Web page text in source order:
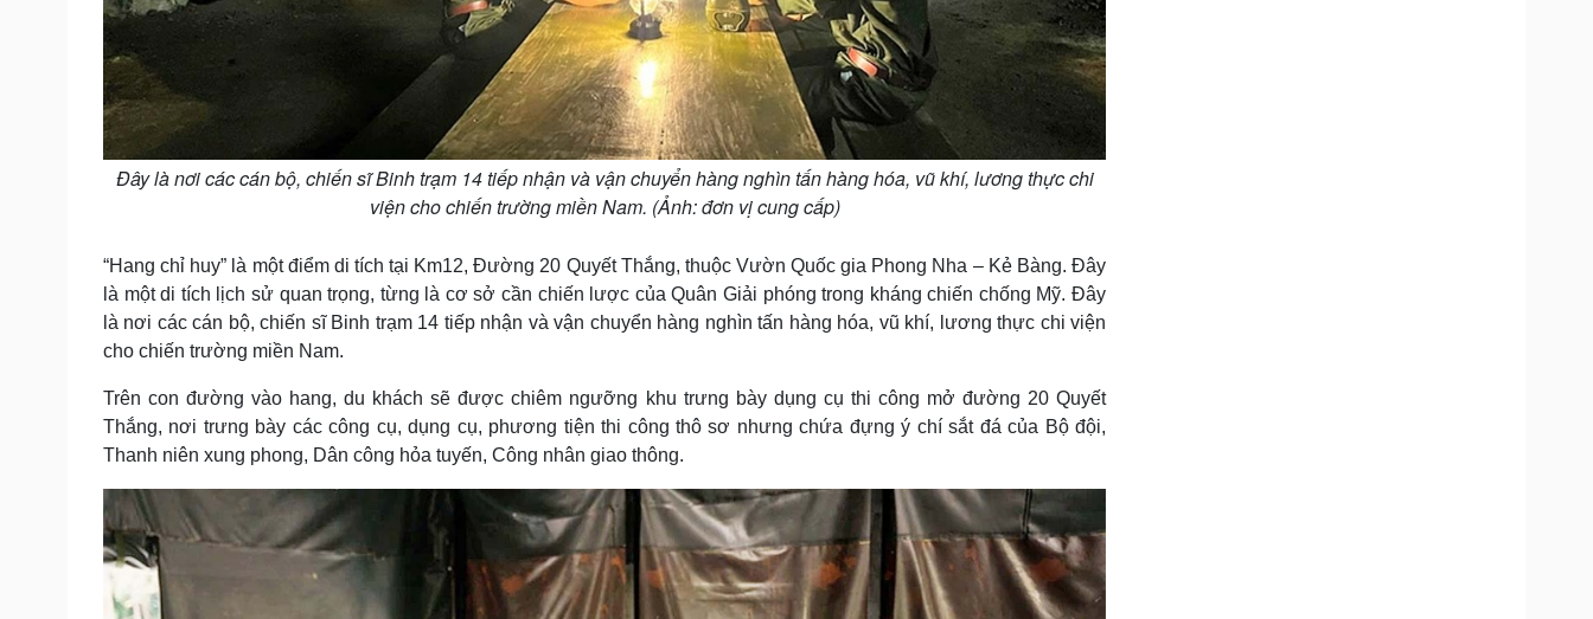
Đây là nơi các cán bộ, chiến sĩ Binh trạm 14 tiếp nhận và vận chuyển hàng nghìn tấn hàng hóa, vũ khí, lương thực chi
viện cho chiến trường miền Nam. (Ảnh: đơn vị cung cấp)
“Hang chỉ huy” là một điểm di tích tại Km12, Đường 20 Quyết Thắng, thuộc Vườn Quốc gia Phong Nha – Kẻ Bàng. Đây
là một di tích lịch sử quan trọng, từng là cơ sở cần chiến lược của Quân Giải phóng trong kháng chiến chống Mỹ. Đây
là nơi các cán bộ, chiến sĩ Binh trạm 14 tiếp nhận và vận chuyển hàng nghìn tấn hàng hóa, vũ khí, lương thực chi viện
cho chiến trường miền Nam.
Trên con đường vào hang, du khách sẽ được chiêm ngưỡng khu trưng bày dụng cụ thi công mở đường 20 Quyết
Thắng, nơi trưng bày các công cụ, dụng cụ, phương tiện thi công thô sơ nhưng chứa đựng ý chí sắt đá của Bộ đội,
Thanh niên xung phong, Dân công hỏa tuyến, Công nhân giao thông.